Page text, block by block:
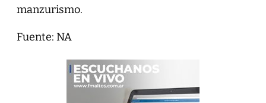
manzurismo.
Fuente: NA